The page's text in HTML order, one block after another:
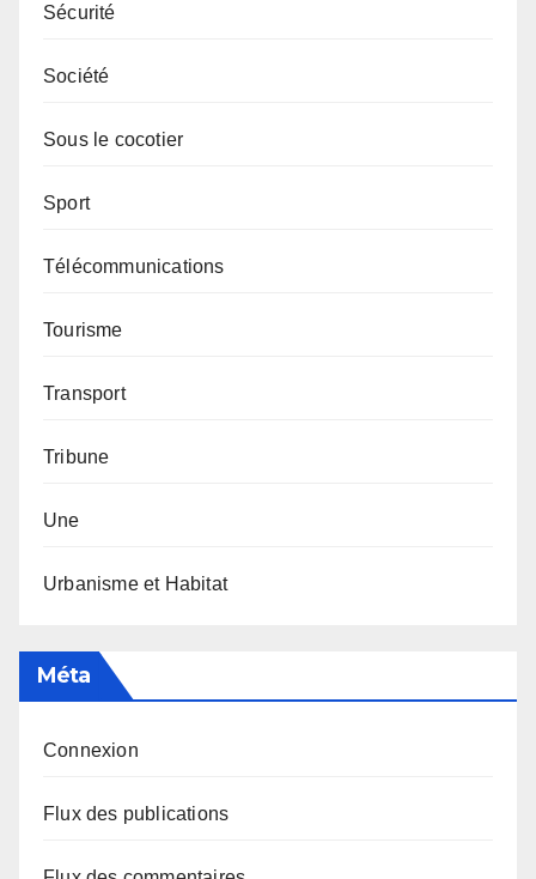
Sécurité
Société
Sous le cocotier
Sport
Télécommunications
Tourisme
Transport
Tribune
Une
Urbanisme et Habitat
Méta
Connexion
Flux des publications